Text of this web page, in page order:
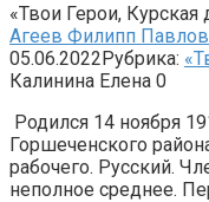
«Твои Герои, Курская
Агеев Филипп
05.06.2022Рубрика:
Калинина Елена 0
Родился 14 ноября
Горшеченского
рабочего. Русский.
неполное среднее.